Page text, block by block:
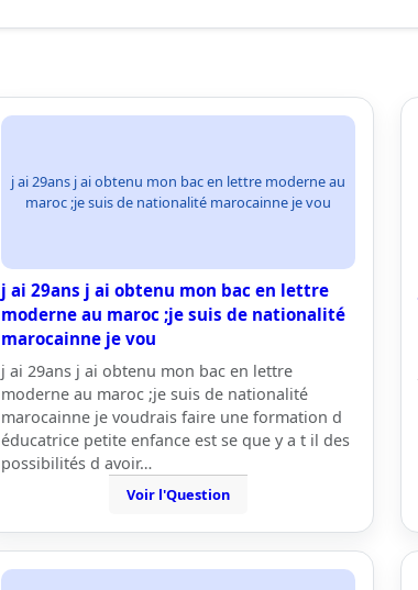
j ai 29ans j ai obtenu mon bac en lettre moderne au
maroc ;je suis de nationalité marocainne je vou
j ai 29ans j ai obtenu mon bac en lettre
moderne au maroc ;je suis de nationalité
marocainne je vou
j ai 29ans j ai obtenu mon bac en lettre
moderne au maroc ;je suis de nationalité
marocainne je voudrais faire une formation d
éducatrice petite enfance est se que y a t il des
possibilités d avoir…
Voir l'Question